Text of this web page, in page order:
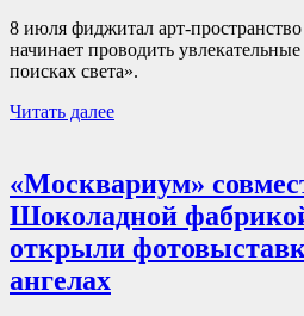
8 июля фиджитал арт-
начинает проводить
поисках света».
Читать далее
«Москвариум»
Шоколадной
открыли
ангелах